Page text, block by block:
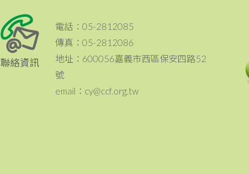
聯絡資訊
電話：05-2812085
傳真：05-2812086
地址：600056嘉義市西區保安四路52
號
email：cy@ccf.org.tw